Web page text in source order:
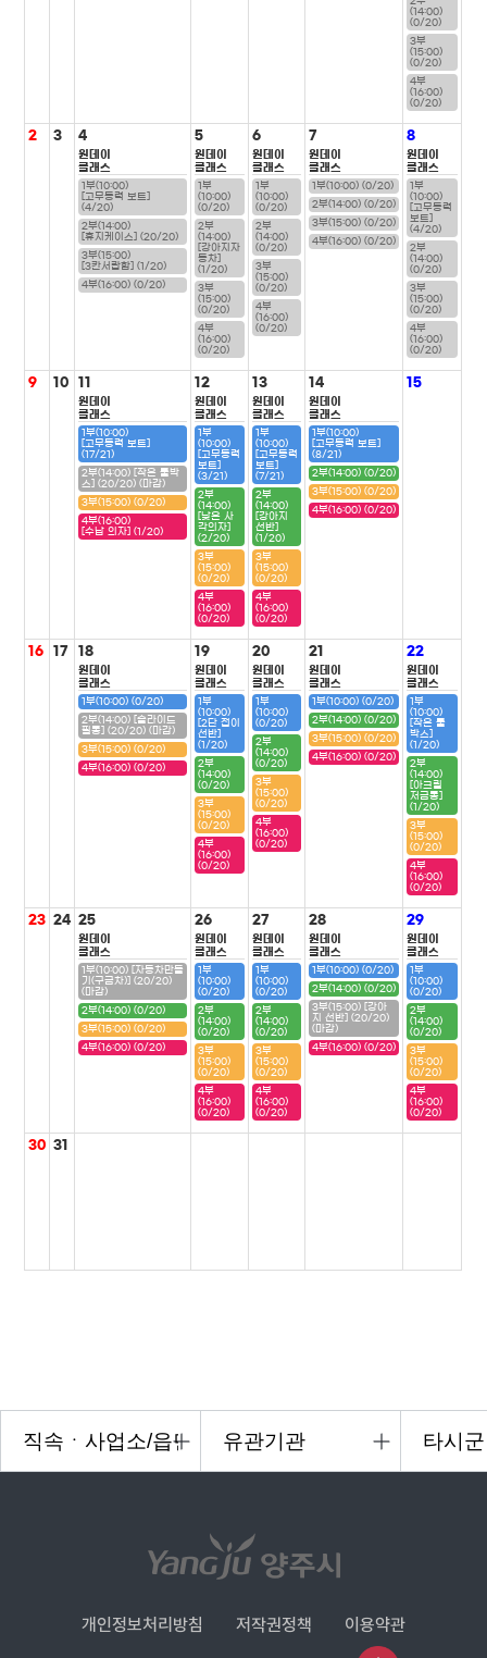
(14:00)
(0/20)
3부
(15:00)
(0/20)
4부
(16:00)
(0/20)
2 3 4
원데이
클래스
1부(10:00)
[고무동력 보트]
(4/20)
2부(14:00)
[휴지케이스] (20/20)
3부(15:00)
[3칸서랍함] (1/20)
4부(16:00) (0/20)
5
원데이
클래스
1부
(10:00)
(0/20)
2부
(14:00)
[강아지자
동차]
(1/20)
3부
(15:00)
(0/20)
4부
(16:00)
(0/20)
6
원데이
클래스
1부
(10:00)
(0/20)
2부
(14:00)
(0/20)
3부
(15:00)
(0/20)
4부
(16:00)
(0/20)
7
원데이
클래스
1부(10:00) (0/20)
2부(14:00) (0/20)
3부(15:00) (0/20)
4부(16:00) (0/20)
8
원데이
클래스
1부
(10:00)
[고무동력
보트]
(4/20)
2부
(14:00)
(0/20)
3부
(15:00)
(0/20)
4부
(16:00)
(0/20)
9 10 11
원데이
클래스
1부(10:00)
[고무동력 보트]
(17/21)
2부(14:00) [작은 툴박
스] (20/20) (마감)
3부(15:00) (0/20)
4부(16:00)
[수납 의자] (1/20)
12
원데이
클래스
1부
(10:00)
[고무동력
보트]
(3/21)
2부
(14:00)
[낮은 사
각의자]
(2/20)
3부
(15:00)
(0/20)
4부
(16:00)
(0/20)
13
원데이
클래스
1부
(10:00)
[고무동력
보트]
(7/21)
2부
(14:00)
[강아지
선반]
(1/20)
3부
(15:00)
(0/20)
4부
(16:00)
(0/20)
14
원데이
클래스
1부(10:00)
[고무동력 보트]
(8/21)
2부(14:00) (0/20)
3부(15:00) (0/20)
4부(16:00) (0/20)
15
16 17 18
원데이
클래스
1부(10:00) (0/20)
2부(14:00) [슬라이드
필통] (20/20) (마감)
3부(15:00) (0/20)
4부(16:00) (0/20)
19
원데이
클래스
1부
(10:00)
[2단 접이
선반]
(1/20)
2부
(14:00)
(0/20)
3부
(15:00)
(0/20)
4부
(16:00)
(0/20)
20
원데이
클래스
1부
(10:00)
(0/20)
2부
(14:00)
(0/20)
3부
(15:00)
(0/20)
4부
(16:00)
(0/20)
21
원데이
클래스
1부(10:00) (0/20)
2부(14:00) (0/20)
3부(15:00) (0/20)
4부(16:00) (0/20)
22
원데이
클래스
1부
(10:00)
[작은 툴
박스]
(1/20)
2부
(14:00)
[아크릴
저금통]
(1/20)
3부
(15:00)
(0/20)
4부
(16:00)
(0/20)
23 24 25
원데이
클래스
1부(10:00) [자동차만들
기(구급차)] (20/20)
(마감)
2부(14:00) (0/20)
3부(15:00) (0/20)
4부(16:00) (0/20)
26
원데이
클래스
1부
(10:00)
(0/20)
2부
(14:00)
(0/20)
3부
(15:00)
(0/20)
4부
(16:00)
(0/20)
27
원데이
클래스
1부
(10:00)
(0/20)
2부
(14:00)
(0/20)
3부
(15:00)
(0/20)
4부
(16:00)
(0/20)
28
원데이
클래스
1부(10:00) (0/20)
2부(14:00) (0/20)
3부(15:00) [강아
지 선반] (20/20)
(마감)
4부(16:00) (0/20)
29
원데이
클래스
1부
(10:00)
(0/20)
2부
(14:00)
(0/20)
3부
(15:00)
(0/20)
4부
(16:00)
(0/20)
30 31
개인정보처리방침 저작권정책 이용약관